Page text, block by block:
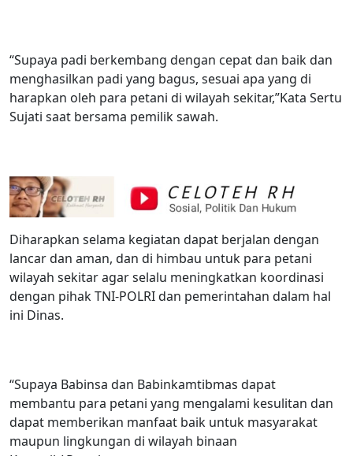
“Supaya padi berkembang dengan cepat dan baik dan
menghasilkan padi yang bagus, sesuai apa yang di
harapkan oleh para petani di wilayah sekitar,”Kata Sertu
Sujati saat bersama pemilik sawah.
Diharapkan selama kegiatan dapat berjalan dengan
lancar dan aman, dan di himbau untuk para petani
wilayah sekitar agar selalu meningkatkan koordinasi
dengan pihak TNI-POLRI dan pemerintahan dalam hal
ini Dinas.
“Supaya Babinsa dan Babinkamtibmas dapat
membantu para petani yang mengalami kesulitan dan
dapat memberikan manfaat baik untuk masyarakat
maupun lingkungan di wilayah binaan